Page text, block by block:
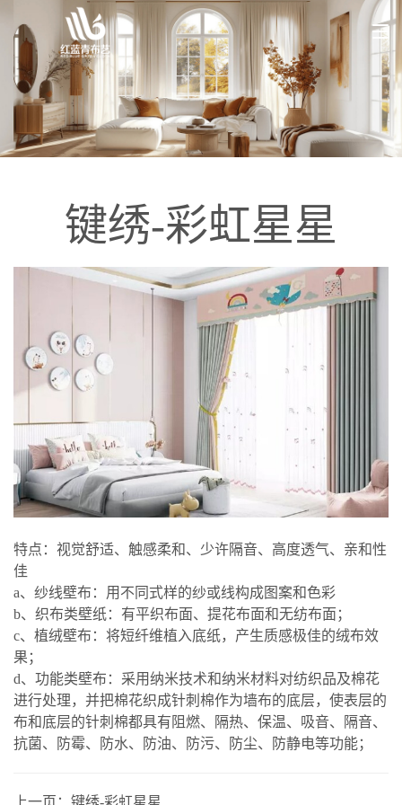
键绣-彩虹星星
特点：视觉舒适、触感柔和、少许隔音、高度透气、亲和性
佳
a、纱线壁布：用不同式样的纱或线构成图案和色彩
b、织布类壁纸：有平织布面、提花布面和无纺布面；
c、植绒壁布：将短纤维植入底纸，产生质感极佳的绒布效
果；
d、功能类壁布：采用纳米技术和纳米材料对纺织品及棉花
进行处理，并把棉花织成针刺棉作为墙布的底层，使表层的
布和底层的针刺棉都具有阻燃、隔热、保温、吸音、隔音、
抗菌、防霉、防水、防油、防污、防尘、防静电等功能；
上一页： 键绣-彩虹星星